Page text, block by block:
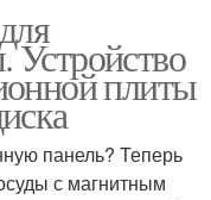
плиты
панель? Теперь
с магнитным